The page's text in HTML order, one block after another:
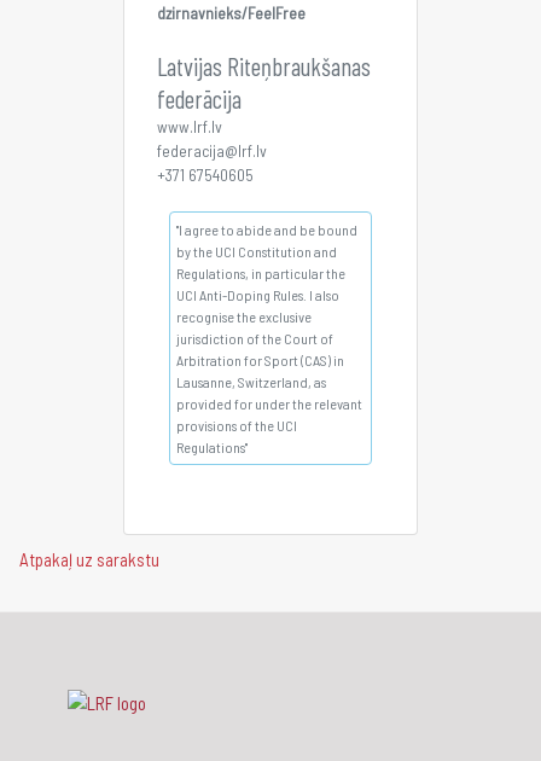
dzirnavnieks/FeelFree
Latvijas Riteņbraukšanas
federācija
www.lrf.lv
federacija@lrf.lv
+371 67540605
"I agree to abide and be bound
by the UCI Constitution and
Regulations, in particular the
UCI Anti-Doping Rules. I also
recognise the exclusive
jurisdiction of the Court of
Arbitration for Sport (CAS) in
Lausanne, Switzerland, as
provided for under the relevant
provisions of the UCI
Regulations"
Atpakaļ uz sarakstu